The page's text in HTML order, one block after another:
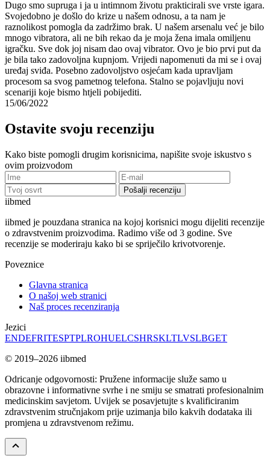
Dugo smo supruga i ja u intimnom životu prakticirali sve vrste igara.
Svojedobno je došlo do krize u našem odnosu, a ta nam je
raznolikost pomogla da zadržimo brak. U našem arsenalu već je bilo
mnogo vibratora, ali ne bih rekao da je moja žena imala omiljenu
igračku. Sve dok joj nisam dao ovaj vibrator. Ovo je bio prvi put da
je bila tako zadovoljna kupnjom. Vrijedi napomenuti da mi se i ovaj
uređaj sviđa. Posebno zadovoljstvo osjećam kada upravljam
procesom sa svog pametnog telefona. Stalno se pojavljuju novi
scenariji koje bismo htjeli pobijediti.
15/06/2022
Ostavite svoju recenziju
Kako biste pomogli drugim korisnicima, napišite svoje iskustvo s
ovim proizvodom
Pošalji recenziju
iibmed
iibmed je pouzdana stranica na kojoj korisnici mogu dijeliti recenzije
o zdravstvenim proizvodima. Radimo više od 3 godine. Sve
recenzije se moderiraju kako bi se spriječilo krivotvorenje.
Poveznice
Glavna stranica
O našoj web stranici
Naš proces recenziranja
Jezici
ENDEFRITESPTPLROHUELCSHRSKLTLVSLBGET
© 2019–2026 iibmed
Odricanje odgovornosti: Pružene informacije služe samo u
obrazovne i informativne svrhe i ne smiju se smatrati profesionalnim
medicinskim savjetom. Uvijek se posavjetujte s kvalificiranim
zdravstvenim stručnjakom prije uzimanja bilo kakvih dodataka ili
promjena u zdravstvenom režimu.